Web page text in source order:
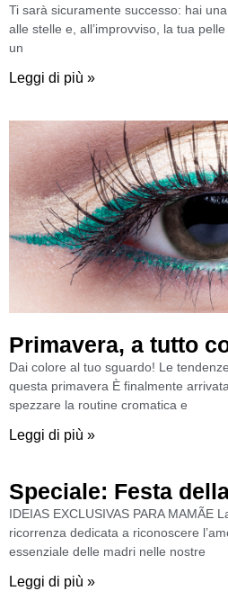
Ti sarà sicuramente successo: hai
alle stelle e, all’improvviso, la tua
un
Leggi di più »
Primavera, a tutto
Dai colore al tuo sguardo! Le
questa primavera È finalmente
spezzare la routine cromatica e
Leggi di più »
Speciale: Festa
IDEIAS EXCLUSIVAS PARA MAMÃE
ricorrenza dedicata a riconoscere
essenziale delle madri nelle nostre
Leggi di più »